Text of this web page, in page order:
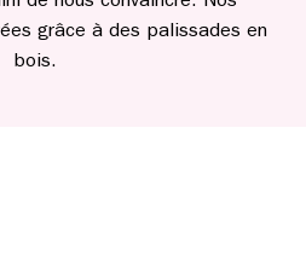
grâce à des palissades en
bois.